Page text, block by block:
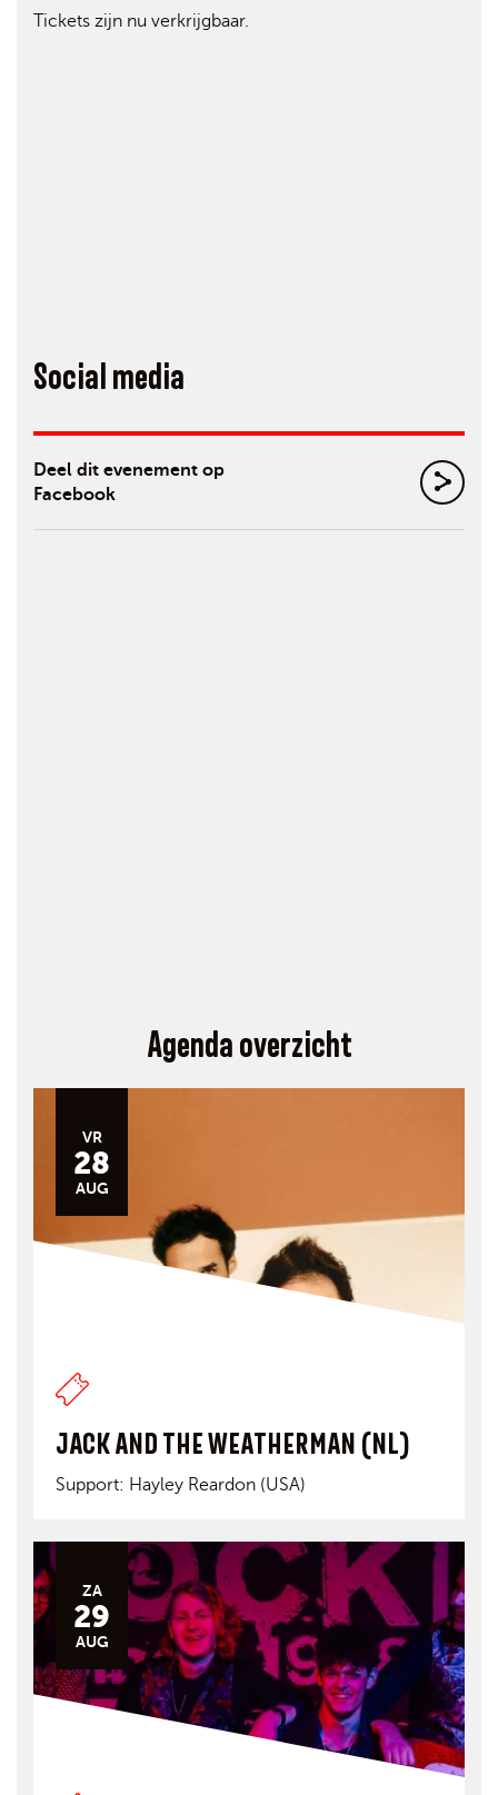
Tickets zijn nu verkrijgbaar.
Social media
Deel dit evenement op
Facebook
Agenda overzicht
VR
28
AUG
JACK AND THE WEATHERMAN (NL)
Support: Hayley Reardon (USA)
ZA
29
AUG